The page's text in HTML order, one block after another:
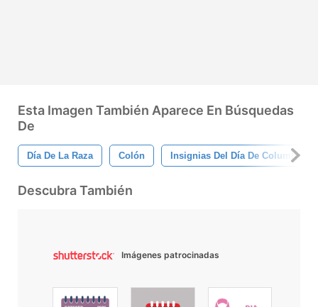
Esta Imagen También Aparece En Búsquedas
De
Día De La Raza Colón Insignias Del Día De Columbus
Descubra También
Imágenes patrocinadas